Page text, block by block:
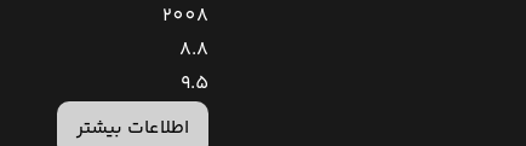
2008
8.8
9.5
اطلاعات بیشتر